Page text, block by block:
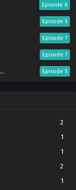
Episode 6
Episode 5
Episode 7
Episode 7
Episode 5
Episode 5
Episode 5
Episode 5
2
1
1
2
1